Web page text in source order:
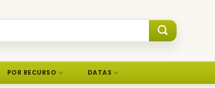
POR RECURSO DATAS